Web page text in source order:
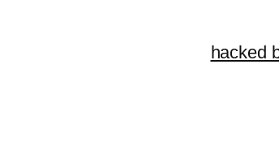
hacked